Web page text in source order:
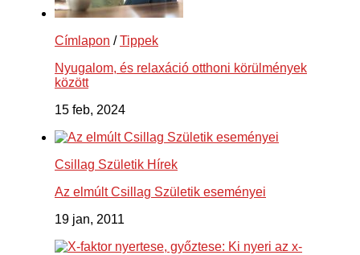
Címlapon /Tippek
Nyugalom, és relaxáció otthoni körülmények
között
15 feb, 2024
Csillag Születik Hírek
Az elmúlt Csillag Születik eseményei
19 jan, 2011